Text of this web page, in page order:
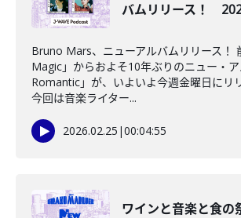
バムリリース！
Bruno Mars、ニューアルバムリリース！
Magic」からおよそ10年ぶりのニュー・
Romantic」が、いよいよ今週金曜日にリ
今回は音楽ライター...
2026.02.25 |00:04:55
ワインと音楽と食の